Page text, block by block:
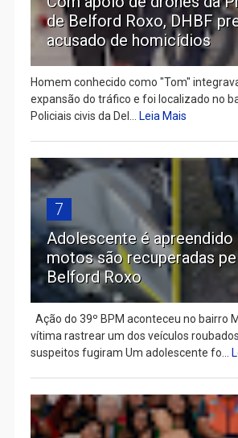
de Belford Roxo, DHBF
acusado de homicídios
Homem conhecido como "Tom"
expansão do tráfico e foi localizado no
Policiais civis da Del...
Leia Mais
7
Adolescente é apreendido
motos são recuperadas
Belford Roxo
Ação do 39º BPM aconteceu no bairro
vítima rastrear um dos veículos
suspeitos fugiram Um adolescente fo...